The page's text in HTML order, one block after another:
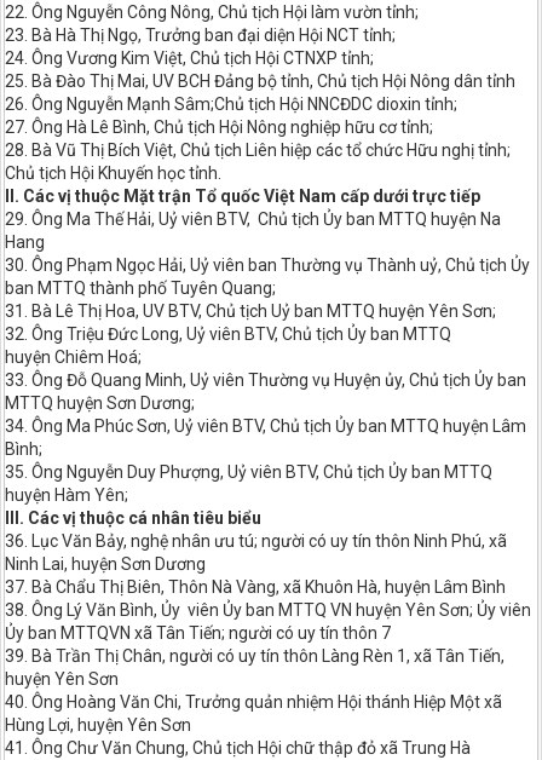
22. Ông Nguyễn Công Nông, Chủ tịch Hội làm vườn tỉnh;
23. Bà Hà Thị Ngọ, Trưởng ban đại diện Hội NCT tỉnh;
24. Ông Vương Kim Việt, Chủ tịch Hội CTNXP tỉnh;
25. Bà Đào Thị Mai, UV BCH Đảng bộ tỉnh, Chủ tịch Hội Nông dân tỉnh
26. Ông Nguyễn Mạnh Sâm;Chủ tịch Hội NNCĐDC dioxin tỉnh;
27. Ông Hà Lê Bình, Chủ tịch Hội Nông nghiệp hữu cơ tỉnh;
28. Bà Vũ Thị Bích Việt, Chủ tịch Liên hiệp các tổ chức Hữu nghị tỉnh;
Chủ tịch Hội Khuyến học tỉnh.
II. Các vị thuộc Mặt trận Tổ quốc Việt Nam cấp dưới trực tiếp
29. Ông Ma Thế Hải, Uỷ viên BTV, Chủ tịch Ủy ban MTTQ huyện Na
Hang
30. Ông Phạm Ngọc Hải, Uỷ viên ban Thường vụ Thành uỷ, Chủ tịch Ủy
ban MTTQ thành phố Tuyên Quang;
31. Bà Lê Thị Hoa, UV BTV, Chủ tịch Uỷ ban MTTQ huyện Yên Sơn;
32. Ông Triệu Đức Long, Uỷ viên BTV, Chủ tịch Ủy ban MTTQ
huyện Chiêm Hoá;
33. Ông Đỗ Quang Minh, Uỷ viên Thường vụ Huyện ủy, Chủ tịch Ủy ban
MTTQ huyện Sơn Dương;
34. Ông Ma Phúc Sơn, Uỷ viên BTV, Chủ tịch Ủy ban MTTQ huyện Lâm
Bình;
35. Ông Nguyễn Duy Phượng, Uỷ viên BTV, Chủ tịch Ủy ban MTTQ
huyện Hàm Yên;
III. Các vị thuộc cá nhân tiêu biểu
36. Lục Văn Bảy, nghệ nhân ưu tú; người có uy tín thôn Ninh Phú, xã
Ninh Lai, huyện Sơn Dương
37. Bà Chẩu Thị Biên, Thôn Nà Vàng, xã Khuôn Hà, huyện Lâm Bình
38. Ông Lý Văn Bình, Ủy viên Ủy ban MTTQ VN huyện Yên Sơn; Ủy viên
Ủy ban MTTQVN xã Tân Tiến; người có uy tín thôn 7
39. Bà Trần Thị Chân, người có uy tín thôn Làng Rèn 1, xã Tân Tiến,
huyện Yên Sơn
40. Ông Hoàng Văn Chi, Trưởng quản nhiệm Hội thánh Hiệp Một xã
Hùng Lợi, huyện Yên Sơn
41. Ông Chư Văn Chung, Chủ tịch Hội chữ thập đỏ xã Trung Hà